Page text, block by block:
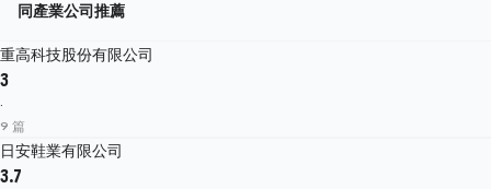
同產業公司推薦
重高科技股份有限公司
3
·
9 篇
日安鞋業有限公司
3.7